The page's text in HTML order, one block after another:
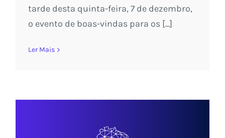
tarde desta quinta-feira, 7 de dezembro,
o evento de boas-vindas para os [...]
Ler Mais